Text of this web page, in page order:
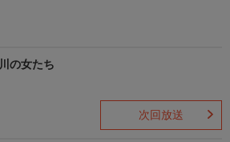
の女たち
次回放送